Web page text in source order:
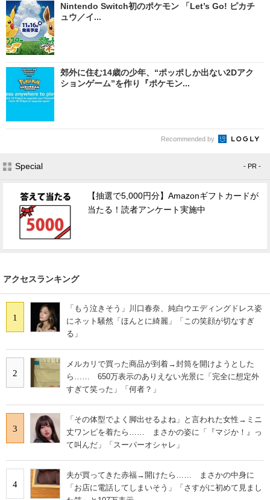
Nintendo Switch初のポケモン 「Let’s Go! ピカチ
ュウ／イ...
郊外に住む14歳の少年、“ポッポしか出ない2Dアク
ションゲーム”を作り『ポケモン...
Recommended by
Special - PR -
【抽選で5,000円分】Amazonギフトカードが
当たる！読者アンケート実施中
アクセスランキング
1
「もう泣きそう」川口春奈、純白ウエディングドレス姿
にネット騒然「ほんとに綺麗」「この笑顔が切なすぎ
る」
2
メルカリで買った商品が到着→封筒を開けようとした
ら…… 650万表示のありえない光景に「完全に想定外
すぎて笑った」「何者？」
3
「その体型でよく脚出せるよね」と言われた女性→ミニ
丈ワンピを着たら…… まさかの姿に「『マジか！』っ
て叫んだ」「スーパーオシャレ」
4
夫が買ってきた赤福→開けたら…… まさかの中身に
「お店に電話してしまいそう」「さすがに初めて見まし